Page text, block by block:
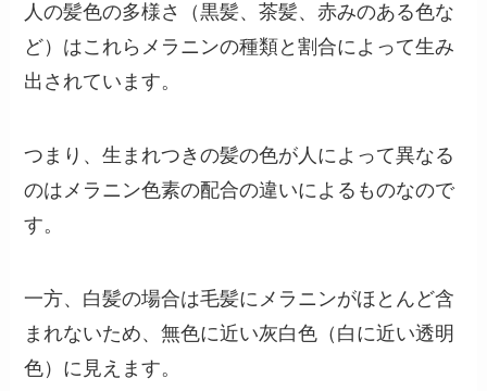
人の髪色の多様さ（黒髪、茶髪、赤みのある色な
ど）はこれらメラニンの種類と割合によって生み
出されています。
つまり、生まれつきの髪の色が人によって異なる
のはメラニン色素の配合の違いによるものなので
す。
一方、白髪の場合は毛髪にメラニンがほとんど含
まれないため、無色に近い灰白色（白に近い透明
色）に見えます。